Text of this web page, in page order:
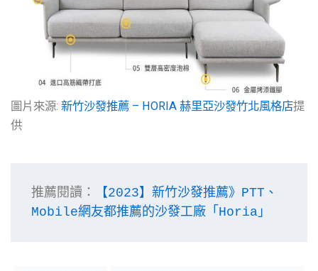
圖片來源: 新竹沙發推薦 – HORIA 赫里亞沙發竹北風格店提
供
推薦閱讀：
【2023】新竹沙發推薦》PTT、
Mobile網友都推薦的沙發工廠「Horia」